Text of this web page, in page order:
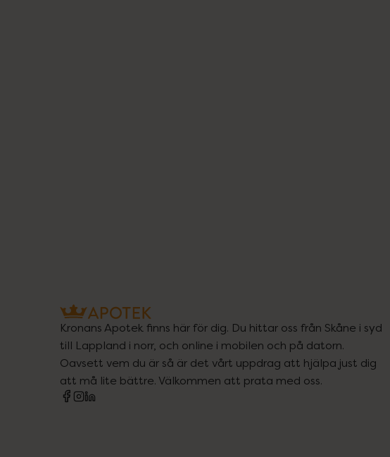
Kronans Apotek finns här för dig. Du hittar oss från Skåne i syd
till Lappland i norr, och online i mobilen och på datorn.
Oavsett vem du är så är det vårt uppdrag att hjälpa just dig
att må lite bättre. Välkommen att prata med oss.